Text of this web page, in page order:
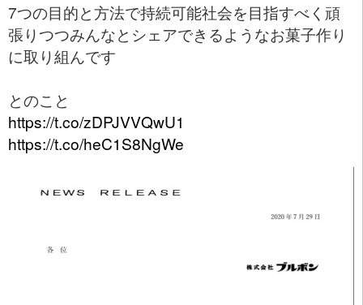
7つの目的と方法で持続可能社会を目指すべく頑
張りつつみんなとシェアできるようなお菓子作り
に取り組んです
とのこと
https://t.co/zDPJVVQwU1
https://t.co/heC1S8NgWe